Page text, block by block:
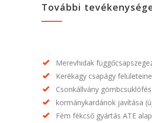
További
Merevhidak
Kerékagy csapágy
Csonkállvány
kormánykardánok javítása
Fém fékcső gyártás ATE